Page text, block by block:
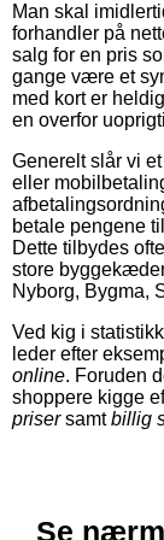
Man skal
forhandler på
salg for en pris
gange være et
med kort er
en overfor
Generelt slår vi
eller
betale pengene
Dette tilbydes
store
Nyborg, Bygma,
Ved kig i
leder efter
online. Foruden
shoppere kigge
prisersamtbillig
Se